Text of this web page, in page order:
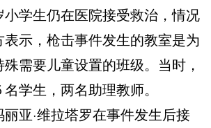
学生仍在医院接受救治，情况
示，枪击事件发生的教室是为
需要儿童设置的班级。当时，
学生，两名助理教师。
亚·维拉塔罗在事件发生后接